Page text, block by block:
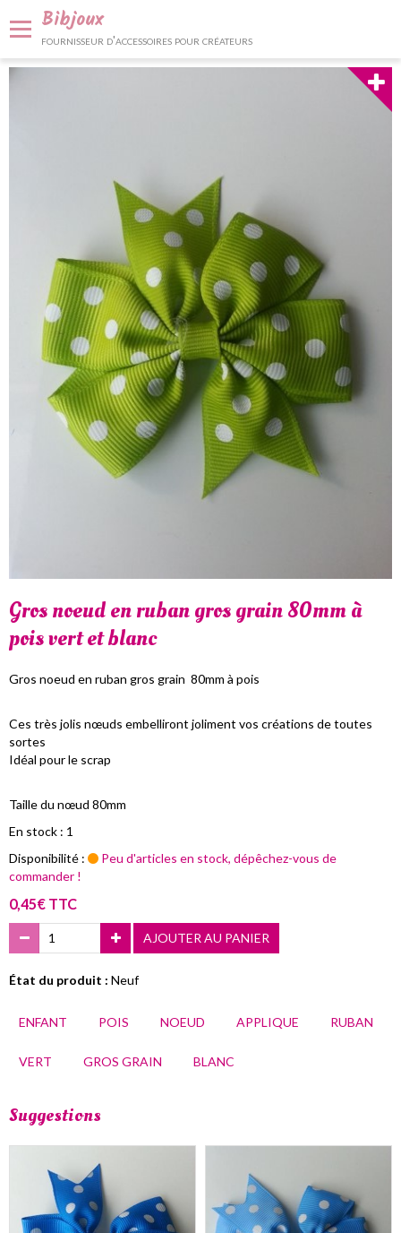
Bibjoux
fournisseur d'accessoires pour créateurs
Fournitures et accessoires
Bijoux et décoration
Nos services
Contact
Gros noeud en ruban gros grain 80mm à
pois vert et blanc
Gros noeud en ruban gros grain 80mm à pois
Ces très jolis nœuds embelliront joliment vos créations de toutes
sortes
Idéal pour le scrap
Taille du nœud 80mm
En stock : 1
Disponibilité :
Peu d'articles en stock, dépêchez-vous de
commander !
0,45€ TTC
AJOUTER AU PANIER
État du produit : Neuf
ENFANT POIS NOEUD APPLIQUE RUBAN
VERT GROS GRAIN BLANC
Suggestions